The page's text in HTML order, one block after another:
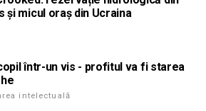
și micul oraș din Ucraina
într-un vis - profitul va fi starea
intelectuală